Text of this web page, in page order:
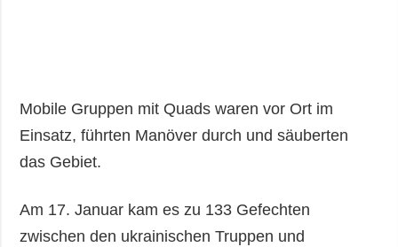
Mobile Gruppen mit Quads waren vor Ort im
Einsatz, führten Manöver durch und säuberten
das Gebiet.
Am 17. Januar kam es zu 133 Gefechten
zwischen den ukrainischen Truppen und